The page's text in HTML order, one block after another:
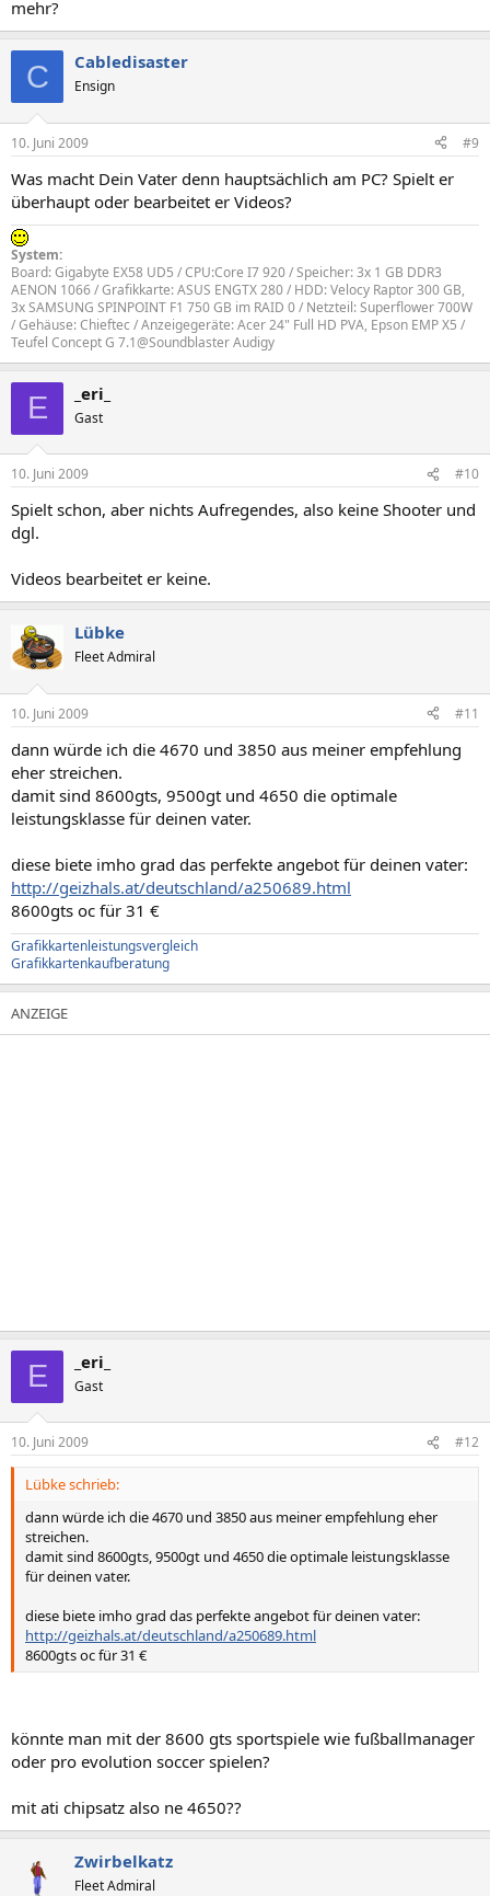
mehr?
C Cabledisaster
Ensign
10. Juni 2009 #9
Was macht Dein Vater denn hauptsächlich am PC? Spielt er
überhaupt oder bearbeitet er Videos?
System:
Board: Gigabyte EX58 UD5 / CPU:Core I7 920 / Speicher: 3x 1 GB DDR3
AENON 1066 / Grafikkarte: ASUS ENGTX 280 / HDD: Velocy Raptor 300 GB,
3x SAMSUNG SPINPOINT F1 750 GB im RAID 0 / Netzteil: Superflower 700W
/ Gehäuse: Chieftec / Anzeigegeräte: Acer 24" Full HD PVA, Epson EMP X5 /
Teufel Concept G 7.1@Soundblaster Audigy
E _eri_
Gast
10. Juni 2009 #10
Spielt schon, aber nichts Aufregendes, also keine Shooter und
dgl.
Videos bearbeitet er keine.
Lübke
Fleet Admiral
10. Juni 2009 #11
dann würde ich die 4670 und 3850 aus meiner empfehlung
eher streichen.
damit sind 8600gts, 9500gt und 4650 die optimale
leistungsklasse für deinen vater.
diese biete imho grad das perfekte angebot für deinen vater:
http://geizhals.at/deutschland/a250689.html
8600gts oc für 31 €
Grafikkartenleistungsvergleich
Grafikkartenkaufberatung
E _eri_
Gast
10. Juni 2009 #12
Lübke schrieb:
dann würde ich die 4670 und 3850 aus meiner empfehlung eher
streichen.
damit sind 8600gts, 9500gt und 4650 die optimale leistungsklasse
für deinen vater.
diese biete imho grad das perfekte angebot für deinen vater:
http://geizhals.at/deutschland/a250689.html
8600gts oc für 31 €
könnte man mit der 8600 gts sportspiele wie fußballmanager
oder pro evolution soccer spielen?
mit ati chipsatz also ne 4650??
Zwirbelkatz
Fleet Admiral